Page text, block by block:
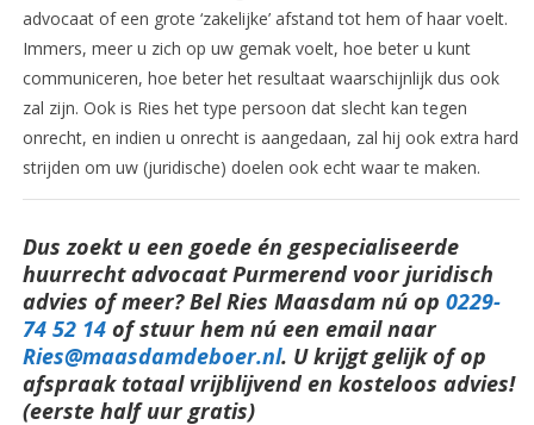
advocaat of een grote ‘zakelijke’ afstand tot hem of haar voelt.
Immers, meer u zich op uw gemak voelt, hoe beter u kunt
communiceren, hoe beter het resultaat waarschijnlijk dus ook
zal zijn. Ook is Ries het type persoon dat slecht kan tegen
onrecht, en indien u onrecht is aangedaan, zal hij ook extra hard
strijden om uw (juridische) doelen ook echt waar te maken.
Dus zoekt u een goede én gespecialiseerde
huurrecht advocaat Purmerend voor juridisch
advies of meer? Bel Ries Maasdam nú op 0229-
74 52 14 of stuur hem nú een email naar
Ries@maasdamdeboer.nl. U krijgt gelijk of op
afspraak totaal vrijblijvend en kosteloos advies!
(eerste half uur gratis)